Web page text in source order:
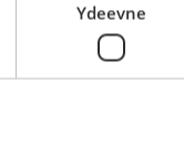
Ydeevne